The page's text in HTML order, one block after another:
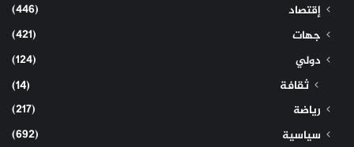
إقتصاد
(446)
جهات
(421)
دولي
(124)
ثقافة (14)
رياضة
(217)
سياسية
(692)